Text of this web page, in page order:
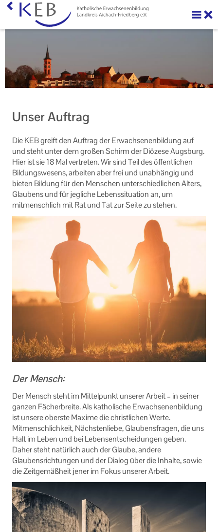
Unser Auftrag
Die KEB greift den Auftrag der Erwachsenenbildung auf
und steht unter dem großen Schirm der Diözese Augsburg.
Hier ist sie 18 Mal vertreten. Wir sind Teil des öffentlichen
Bildungswesens, arbeiten aber frei und unabhängig und
bieten Bildung für den Menschen unterschiedlichen Alters,
Glaubens und für jegliche Lebenssituation an, um
mitmenschlich mit Rat und Tat zur Seite zu stehen.
Der Mensch:
Der Mensch steht im Mittelpunkt unserer Arbeit – in seiner
ganzen Fächerbreite. Als katholische Erwachsenenbildung
ist unsere oberste Maxime die christlichen Werte.
Mitmenschlichkeit, Nächstenliebe, Glaubensfragen, die uns
Halt im Leben und bei Lebensentscheidungen geben.
Daher steht natürlich auch der Glaube, andere
Glaubensrichtungen und der Dialog über die Inhalte, sowie
die Zeitgemäßheit jener im Fokus unserer Arbeit.
Ihre Förderung beantragen
Veranstaltungen
Unser Auftrag
Was ist Erwachsenenbildung?
Formulare
Qualitätszertifikat
Neuigkeiten
Machen Sie mit!
Ihr Kontakt zu uns
Datenschutzerklärung